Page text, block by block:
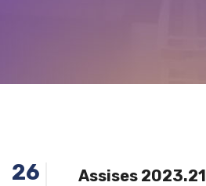
26 Assises 2023.21